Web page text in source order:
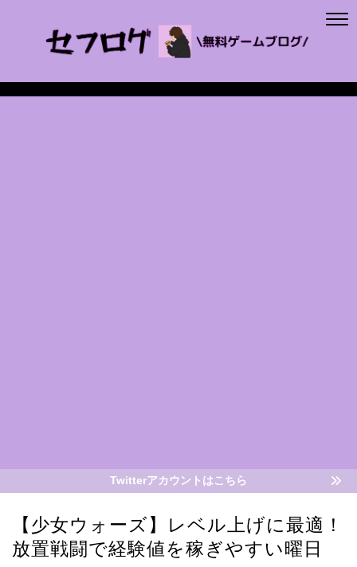
Twitterアカウントはこちら
【少女ウォーズ】レベル上げに最適！
放置戦闘で経験値を稼ぎやすい曜日